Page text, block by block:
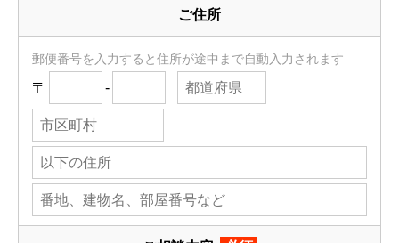
ご住所
郵便番号を入力すると住所が途中まで自動入力されます
〒 -